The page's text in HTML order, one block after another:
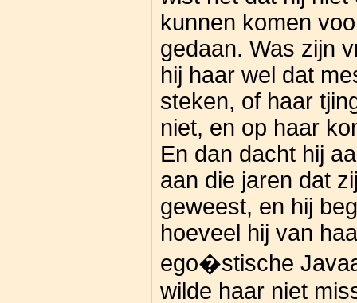
kunnen komen
gedaan. Was zijn
hij haar wel dat
steken, of haar
niet, en op haar
En dan dacht hij
aan die jaren dat
geweest, en hij
hoeveel hij van
ego�stische
wilde haar niet